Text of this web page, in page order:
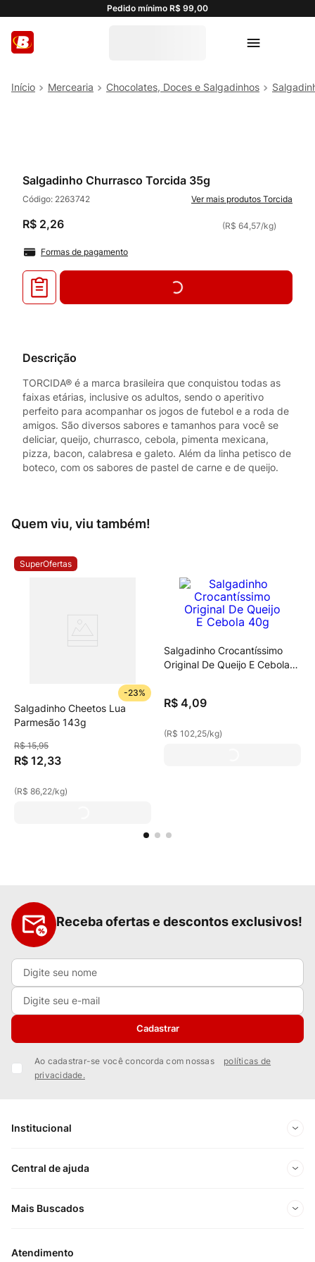
Pedido mínimo R$ 99,00
Mercearia Chocolates, Doces e Salgadinhos
Salgadinho Churrasco Torcida 35g
Código: 2263742 Torcida
R$ 2,26 (R$ 64,57/kg)
Formas de pagamento
Descrição
TORCIDA® é a marca brasileira que conquistou todas as
faixas etárias, inclusive os adultos, sendo o aperitivo
perfeito para acompanhar os jogos de futebol e a roda de
amigos. São diversos sabores e tamanhos para você se
deliciar, queijo, churrasco, cebola, pimenta mexicana,
pizza, bacon, calabresa e galeto. Além da linha petisco de
boteco, com os sabores de pastel de carne e de queijo.
Quem viu, viu também!
SuperOfertas
-23%
Salgadinho Cheetos Lua
Parmesão 143g
R$ 15,95
R$ 12,33
(R$ 86,22/kg)
Salgadinho Crocantíssimo
Original De Queijo E Cebola
R$ 4,09
(R$ 102,25/kg)
Receba ofertas e descontos exclusivos!
Cadastrar
Ao cadastrar-se você concorda com nossas
políticas de
privacidade.
Institucional
Sobre Nós
Privacidade e Segurança
Central de ajuda
Minha conta
Acompanhe seu pedido
Mais Buscados
Atendimento